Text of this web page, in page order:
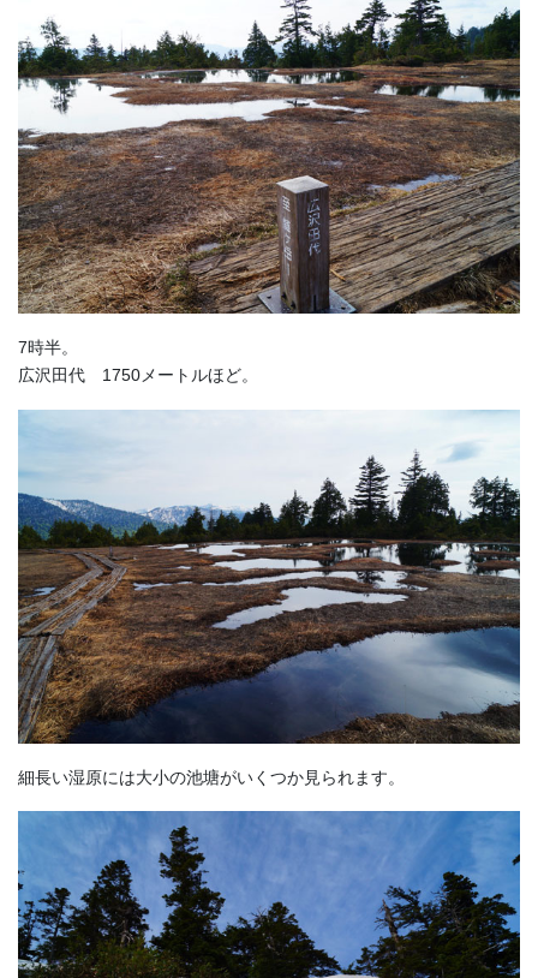
7時半。
広沢田代 1750メートルほど。
細長い湿原には大小の池塘がいくつか見られます。